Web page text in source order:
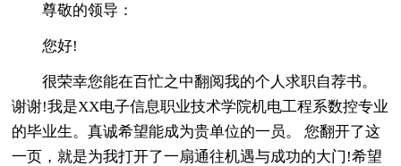
尊敬的领导：
您好!
很荣幸您能在百忙之中翻阅我的个人求职自荐书。
谢谢!我是XX电子信息职业技术学院机电工程系数控专业
的毕业生。真诚希望能成为贵单位的一员。 您翻开了这
一页，就是为我打开了一扇通往机遇与成功的大门!希望